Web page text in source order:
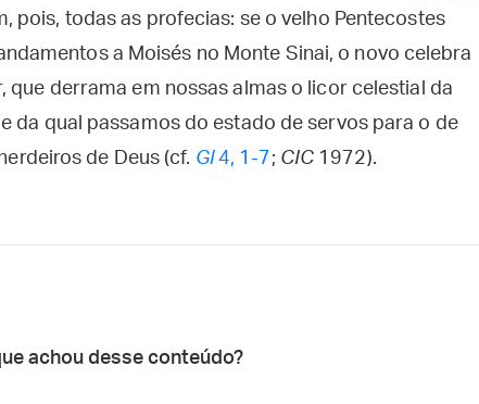
pois, todas as profecias: se o velho Pentecostes
a Moisés no Monte Sinai, o novo celebra
que derrama em nossas almas o licor celestial da
da qual passamos do estado de servos para o de
de Deus (cf. Gl4, 1-7 ; CIC 1972).
achou desse conteúdo?